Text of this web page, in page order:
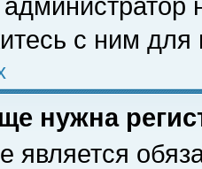
с ним для
нужна
является